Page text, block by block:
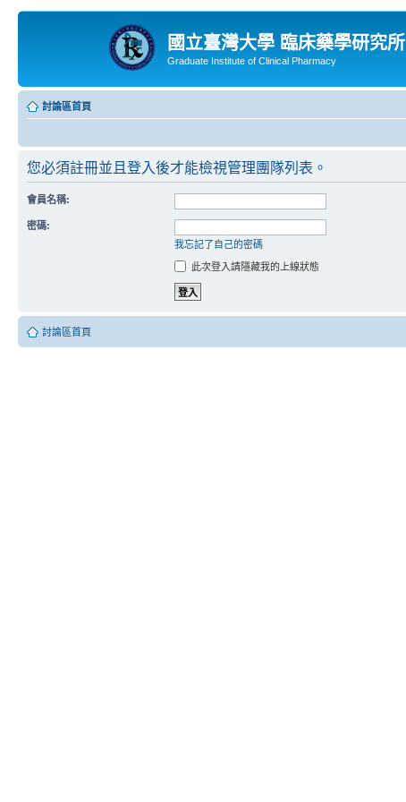
國立臺灣大學 臨床藥學研究所
Graduate Institute of Clinical Pharmacy
討論區首頁
您必須註冊並且登入後才能檢視管理團隊列表。
會員名稱:
密碼:
我忘記了自己的密碼
此次登入請隱藏我的上線狀態
討論區首頁